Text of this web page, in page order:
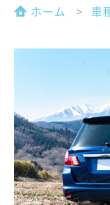
ホーム 車